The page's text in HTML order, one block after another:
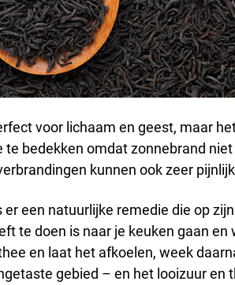
voor lichaam en geest, maar
te bedekken omdat zonnebrand
kunnen ook zeer
er een natuurlijke remedie die op
te doen is naar je keuken gaan
en laat het afkoelen, week
gebied – en het looizuur en